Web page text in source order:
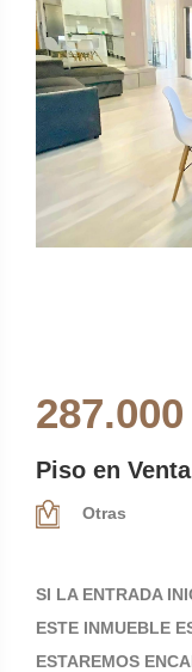
Piso en
Otras
SI LA ENTRADA
ESTE INMUEBLE
ESTAREMOS